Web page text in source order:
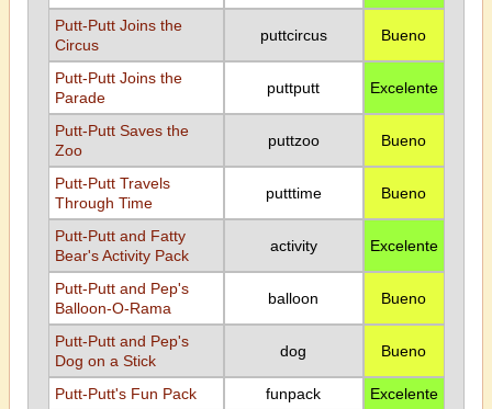
Putt-Putt Joins the
Circus
puttcircus Bueno
Putt-Putt Joins the
Parade
puttputt Excelente
Putt-Putt Saves the
Zoo
puttzoo Bueno
Putt-Putt Travels
Through Time
putttime Bueno
Putt-Putt and Fatty
Bear's Activity Pack
activity Excelente
Putt-Putt and Pep's
Balloon-O-Rama
balloon Bueno
Putt-Putt and Pep's
Dog on a Stick
dog Bueno
Putt-Putt's Fun Pack funpack
Excelente